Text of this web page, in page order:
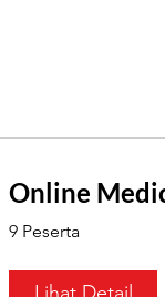
Online
9 Peserta